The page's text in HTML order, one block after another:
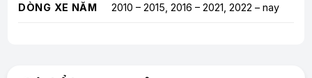
DÒNG XE NĂM 2010 – 2015, 2016 – 2021, 2022 – nay